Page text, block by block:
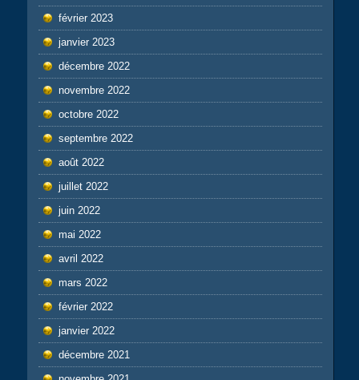
février 2023
janvier 2023
décembre 2022
novembre 2022
octobre 2022
septembre 2022
août 2022
juillet 2022
juin 2022
mai 2022
avril 2022
mars 2022
février 2022
janvier 2022
décembre 2021